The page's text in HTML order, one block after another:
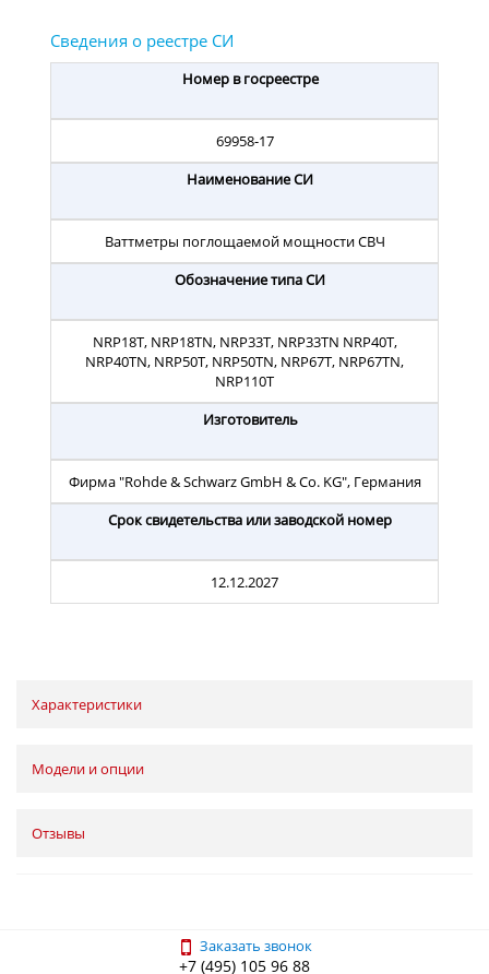
Номер в госреестре
69958-17
Наименование СИ
Ваттметры поглощаемой мощности СВЧ
Обозначение типа СИ
NRP18T, NRP18TN, NRP33T, NRP33TN NRP40T,
NRP40TN, NRP50T, NRP50TN, NRP67T, NRP67TN,
NRP110T
Изготовитель
Фирма "Rohde & Schwarz GmbH & Co. KG", Германия
Срок свидетельства или заводской номер
12.12.2027
Характеристики
Модели и опции
Отзывы
Заказать звонок
+7 (495) 105 96 88